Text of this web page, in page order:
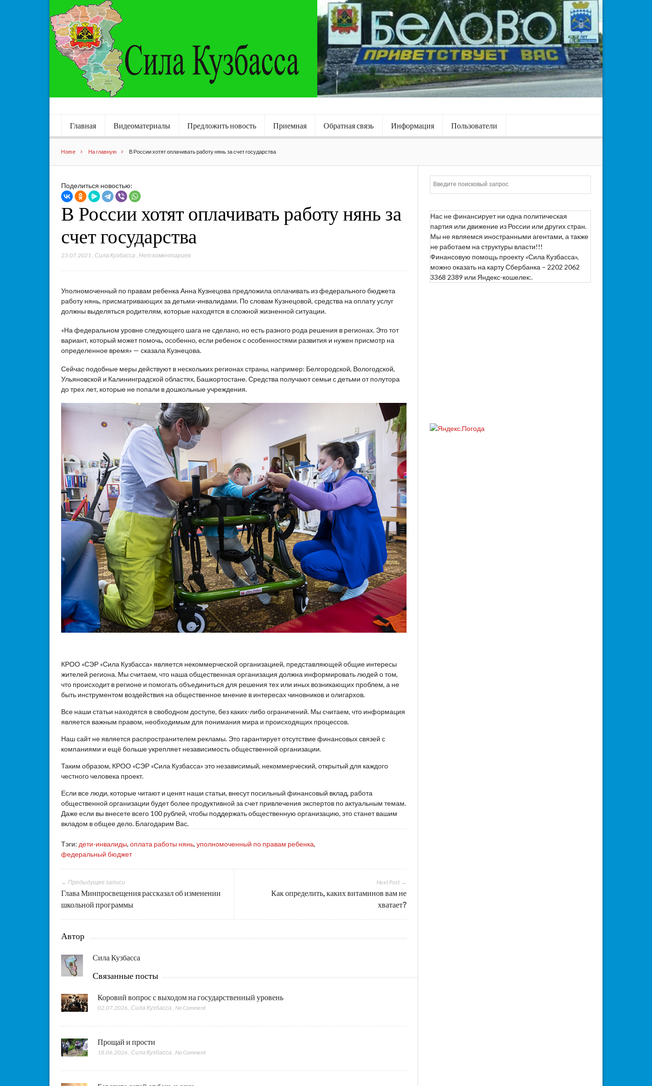
Главная Видеоматериалы Предложить новость Приемная Обратная связь Информация Пользователи
Home На главную В России хотят оплачивать работу нянь за счет государства
Поделиться новостью:
В России хотят оплачивать работу нянь за
счет государства
23.07.2021 Сила Кузбасса ,Нет коментариев
Уполномоченный по правам ребенка Анна Кузнецова предложила оплачивать из федерального бюджета
работу нянь, присматривающих за детьми-инвалидами. По словам Кузнецовой, средства на оплату услуг
должны выделяться родителям, которые находятся в сложной жизненной ситуации.
«На федеральном уровне следующего шага не сделано, но есть разного рода решения в регионах. Это тот
вариант, который может помочь, особенно, если ребенок с особенностями развития и нужен присмотр на
определенное время» — сказала Кузнецова.
Сейчас подобные меры действуют в нескольких регионах страны, например: Белгородской, Вологодской,
Ульяновской и Калининградской областях, Башкортостане. Средства получают семьи с детьми от полутора
до трех лет, которые не попали в дошкольные учреждения.
КРОО «СЭР «Сила Кузбасса» является некоммерческой организацией, представляющей общие интересы
жителей региона. Мы считаем, что наша общественная организация должна информировать людей о том,
что происходит в регионе и помогать объединиться для решения тех или иных возникающих проблем, а не
быть инструментом воздействия на общественное мнение в интересах чиновников и олигархов.
Все наши статьи находятся в свободном доступе, без каких-либо ограничений. Мы считаем, что информация
является важным правом, необходимым для понимания мира и происходящих процессов.
Наш сайт не является распространителем рекламы. Это гарантирует отсутствие финансовых связей с
компаниями и ещё больше укрепляет независимость общественной организации.
Таким образом, КРОО «СЭР «Сила Кузбасса» это независимый, некоммерческий, открытый для каждого
честного человека проект.
Если все люди, которые читают и ценят наши статьи, внесут посильный финансовый вклад, работа
общественной организации будет более продуктивной за счет привлечения экспертов по актуальным темам.
Даже если вы внесете всего 100 рублей, чтобы поддержать общественную организацию, это станет вашим
вкладом в общее дело. Благодарим Вас.
Тэги: дети-инвалиды,оплата работы нянь,уполномоченный по правам ребенка,
федеральный бюджет
Next Post →
Как определить, каких витаминов вам не
хватает?
← Предыдущее записи
Глава Минпросвещения рассказал об изменении
школьной программы
Автор
Сила Кузбасса
Связанные посты
Коровий вопрос с выходом на государственный уровень
02.07.2026 , Сила Кузбасса ,No Comment
Прощай и прости
18.06.2026 Сила Кузбасса No Comment
Нас не финансирует ни одна политическая
партия или движение из России или других стран.
Мы не являемся иностранными агентами, а также
не работаем на структуры власти!!!
Финансовую помощь проекту «Сила Кузбасса»,
можно оказать на карту Сбербанка – 2202 2062
3368 2389 или Яндекс-кошелек:.